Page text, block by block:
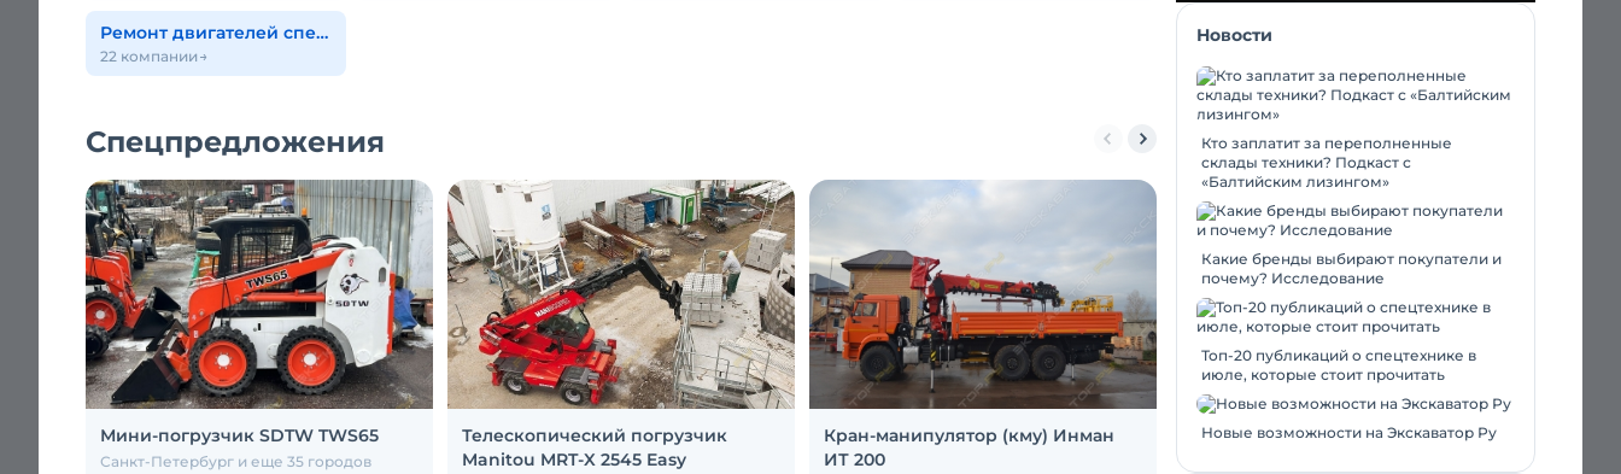
Ремонт двигателей спецтехники
22 компании
Спецпредложения
Мини-погрузчик SDTW TWS65
Санкт-Петербург и еще 35 городов
Телескопический погрузчик
Manitou MRT-X 2545 Easy
Кран-манипулятор (кму) Инман
ИТ 200
Асфальтобетонный завод E-MAK
Новости
Кто заплатит за переполненные
склады техники? Подкаст с
«Балтийским лизингом»
Какие бренды выбирают покупатели и
почему? Исследование
Топ-20 публикаций о спецтехнике в
июле, которые стоит прочитать
Новые возможности на Экскаватор Ру